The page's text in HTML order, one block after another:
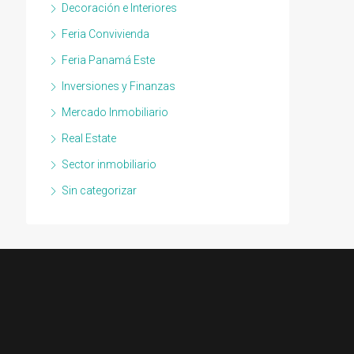
Decoración e Interiores
Feria Convivienda
Feria Panamá Este
Inversiones y Finanzas
Mercado Inmobiliario
Real Estate
Sector inmobiliario
Sin categorizar